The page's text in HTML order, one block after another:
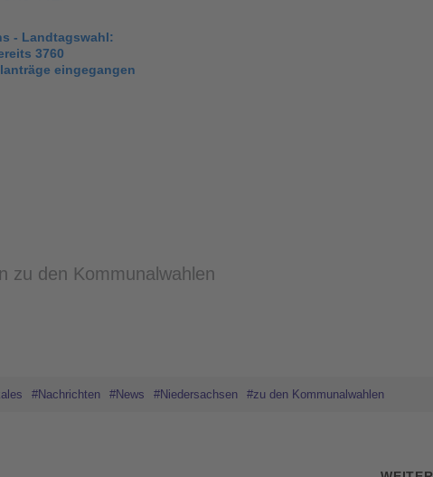
- Landtagswahl:
3760
eingegangen
zu den Kommunalwahlen
#Nachrichten #News #Niedersachsen #zu den Kommunalwahlen